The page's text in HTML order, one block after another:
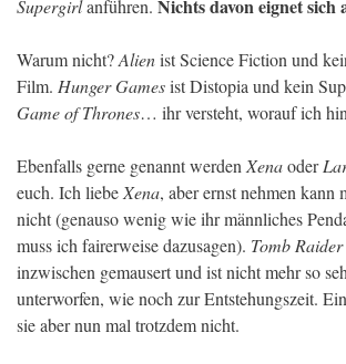
Supergirlanführen. Nichts davon eignet sich
Warum nicht?Alienist Science Fiction und
Film. Hunger Gamesist Distopia und kein
Game of Thrones… ihr versteht, worauf ich
Ebenfalls gerne genannt werden Xenaoder
euch. Ich liebe Xena, aber ernst nehmen kann
nicht (genauso wenig wie ihr männliches
muss ich fairerweise dazusagen). Tomb Raider
inzwischen gemausert und ist nicht mehr so
unterworfen, wie noch zur Entstehungszeit.
sie aber nun mal trotzdem nicht.